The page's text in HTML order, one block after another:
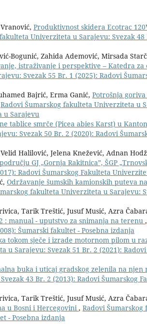
Produktivnost skidera Ecotrac
Univerziteta u Sarajevu: Svezak 48
Bogunić, Zahida Ademović, Mirsada
istraživanje i perspektive – Katedra za
Svezak 55 Br. 1 (2025): Radovi
Bajrić, Erma Ganić, Potrošnja
Radovi Šumarskog fakulteta Univerziteta u
u Sarajevu
tablice smrče (Picea abies Karst) u
Svezak 50 Br. 2 (2020): Radovi
Halilović, Jelena Knežević, Adnan
GJ „Gornja Rakitnica”, ŠGP
Radovi Šumarskog Fakulteta
Održavanje šumskih kamionskih puteva na
fakulteta Univerziteta u Sarajevu:
Tarik Treštić, Jusuf Musić, Azra
: manual - uputstvo za snimanja na terenu
Šumarski fakultet - Posebna izdanja
tokom sječe i izrade motornom pilom u
u Sarajevu: Svezak 51 Br. 2 (2021):
buka i uticaj gradskog zelenila na njen
43 Br. 2 (2013): Radovi Šumarskog
Tarik Treštić, Jusuf Musić, Azra
u Bosni i Hercegovini, Radovi Šumarskog
- Posebna izdanja